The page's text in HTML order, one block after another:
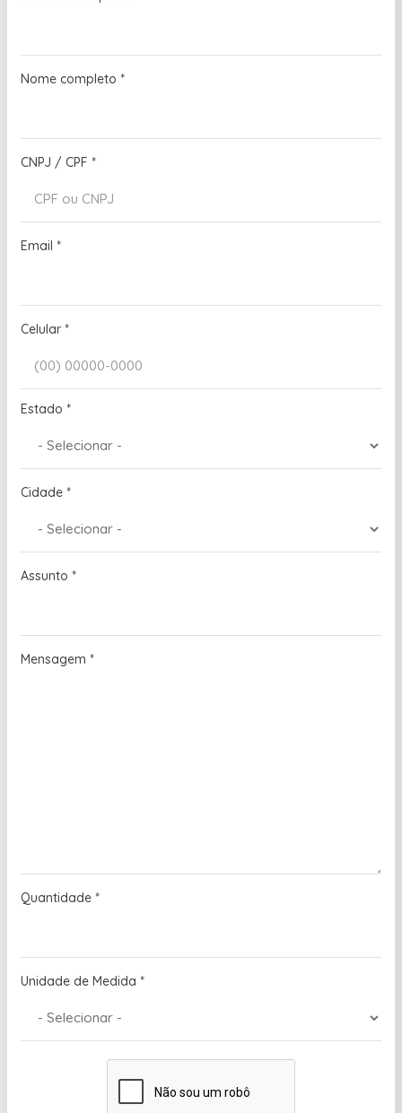
Nome completo *
CNPJ / CPF *
Email *
Celular *
Estado *
Cidade *
Assunto *
Mensagem *
Quantidade *
Unidade de Medida *